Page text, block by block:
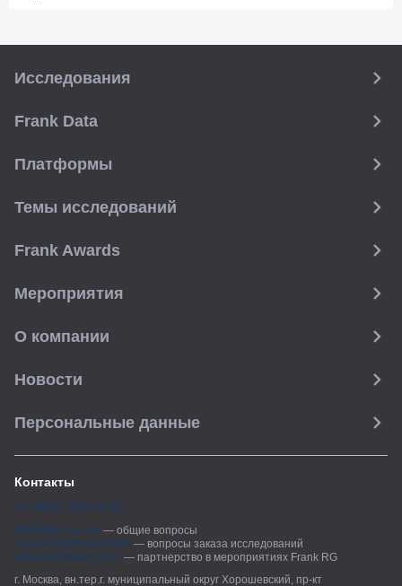
инвестиций
24 ноября 2025 года ИССЛЕДОВАНИЕ
19 ноября 2025 года
Premium Banking
Рассылка Frank RG
Итоги недели, наша трактовка основных событий
Исследования
Frank Data
Платформы
Темы исследований
Frank Awards
Мероприятия
О компании
Новости
Персональные данные
Контакты
+7 (495) 280-70-51
общие вопросы
—
info@frankrg.com
вопросы заказа исследований
—
marketing@frankrg.com
партнерство в мероприятиях Frank RG
—
adsales@frankrg.com
г. Москва, вн.тер.г. муниципальный округ Хорошевский, пр-кт